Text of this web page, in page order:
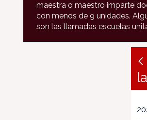
maestra o maestro imparte
con menos de 9 unidades.
son las llamadas escuelas